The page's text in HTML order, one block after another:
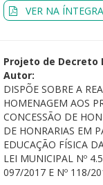
VER NA ÍNTEGRA
Projeto de Decreto
Autor:
DISPÕE SOBRE A
HOMENAGEM AOS
CONCESSÃO DE
DE HONRARIAS EM
EDUCAÇÃO FÍSICA
LEI MUNICIPAL Nº
097/2017 E Nº 118/